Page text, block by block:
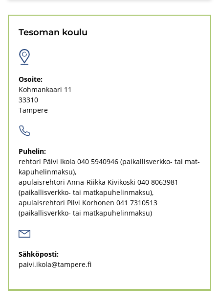
Te­so­man koulu
Osoi­te:
Koh­man­kaa­ri 11
33310
Tam­pe­re
Pu­he­lin:
reh­to­ri Päivi Ikola 040 5940946 (paikallisverkko-​ tai mat­
ka­pu­he­lin­mak­su)
apu­lais­reh­to­ri Anna-​Riikka Ki­vi­kos­ki 040 8063981
(paikallisverkko-​ tai mat­ka­pu­he­lin­mak­su)
apu­lais­reh­to­ri Pilvi Kor­ho­nen 041 7310513
(paikallisverkko-​ tai mat­ka­pu­he­lin­mak­su)
Säh­kö­pos­ti:
paivi.ikola@tam­pe­re.fi